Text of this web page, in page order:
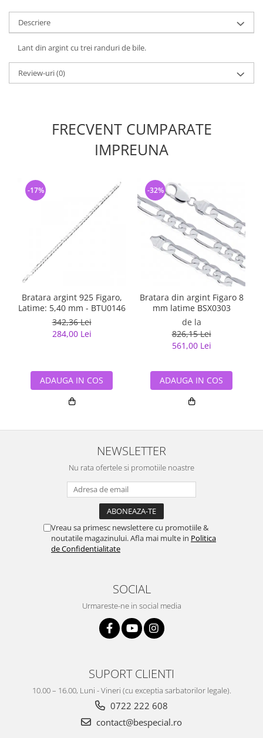
Descriere
Lant din argint cu trei randuri de bile.
Review-uri(0)
FRECVENT CUMPARATE
IMPREUNA
Bratara argint 925 Figaro,
Latime: 5,40 mm - BTU0146
342,36 Lei
284,00 Lei
-17%
ADAUGA IN COS
Bratara din argint Figaro 8
mm latime BSX0303
de la
826,15 Lei
561,00 Lei
-32%
ADAUGA IN COS
NEWSLETTER
Nu rata ofertele si promotiile noastre
Vreau sa primesc newslettere cu promotiile &
noutatile magazinului. Afla mai multe in Politica
de Confidentialitate
SOCIAL
Urmareste-ne in social media
SUPORT CLIENTI
10.00 – 16.00, Luni - Vineri (cu exceptia sarbatorilor legale).
0722 222 608
contact@bespecial.ro